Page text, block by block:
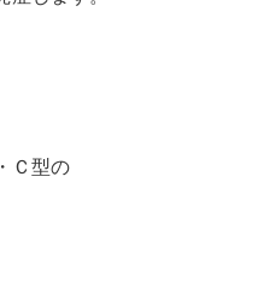
Ｃ型の